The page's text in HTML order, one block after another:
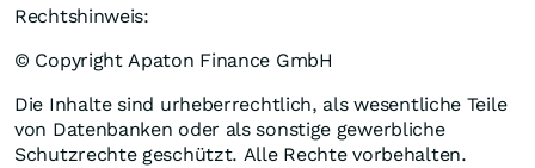
Rechtshinweis:
© Copyright Apaton Finance GmbH
Die Inhalte sind urheberrechtlich, als wesentliche Teile
von Datenbanken oder als sonstige gewerbliche
Schutzrechte geschützt. Alle Rechte vorbehalten.